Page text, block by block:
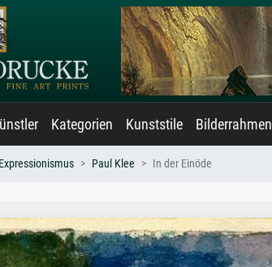
Kategorien Kunststile Bilderrahmen
Expressionismus Paul Klee In der Einöde